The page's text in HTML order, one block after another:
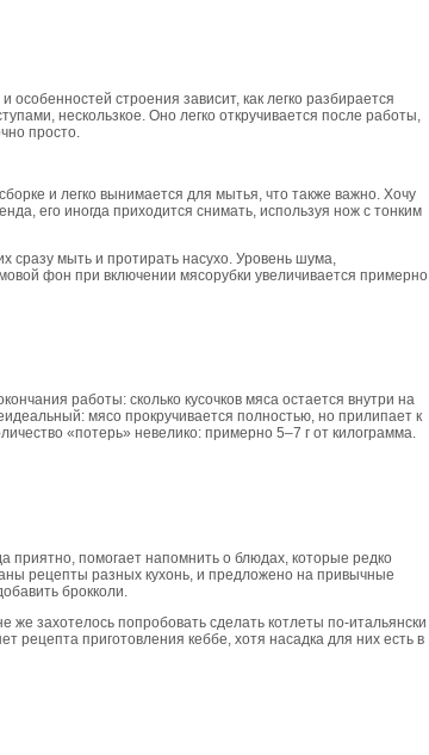
строения зависит, как легко разбирается
нескользкое. Оно легко откручивается после работы,
просто.
и легко вынимается для мытья, что также важно. Хочу
его иногда приходится снимать, используя нож с тонким
сразу мыть и протирать насухо. Уровень шума,
фон при включении мясорубки увеличивается примерно
работы: сколько кусочков мяса остается внутри на
мясо прокручивается полностью, но прилипает к
«потерь» невелико: примерно 5–7 г от килограмма.
помогает напомнить о блюдах, которые редко
рецепты разных кухонь, и предложено на привычные
брокколи.
же захотелось попробовать сделать котлеты по-итальянски
рецепта приготовления кеббе, хотя насадка для них есть в